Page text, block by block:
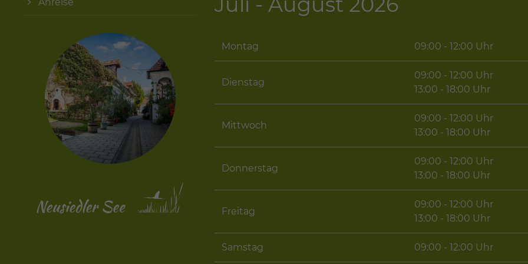
Montag 09:00 - 12:00 Uhr
Dienstag
09:00 - 12:00 Uhr
13:00 - 18:00 Uhr
Mittwoch
09:00 - 12:00 Uhr
13:00 - 18:00 Uhr
Donnerstag
09:00 - 12:00 Uhr
13:00 - 18:00 Uhr
Freitag
09:00 - 12:00 Uhr
13:00 - 18:00 Uhr
Samstag 09:00 - 12:00 Uhr